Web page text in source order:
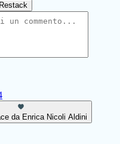
Restack
da Enrica Nicoli Aldini